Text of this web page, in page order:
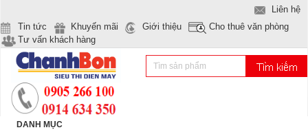
Liên hệ
Tin tức
Khuyến mãi Giới thiệu
Cho thuê văn phòng
Tư vấn khách hàng
DANH MỤC